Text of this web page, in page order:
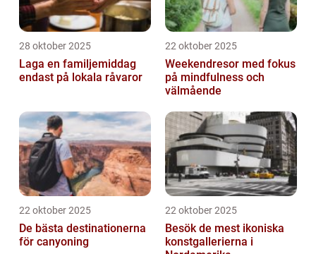
28 oktober 2025
Laga en familjemiddag
endast på lokala råvaror
22 oktober 2025
Weekendresor med fokus
på mindfulness och
välmående
22 oktober 2025
De bästa destinationerna
för canyoning
22 oktober 2025
Besök de mest ikoniska
konstgallerierna i